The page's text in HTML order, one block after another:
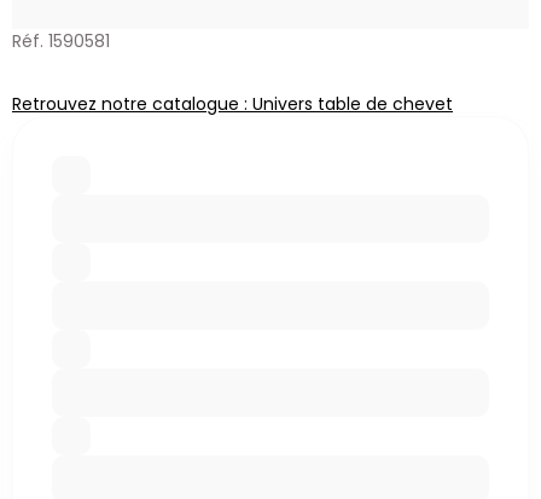
Réf. 1590581
Retrouvez notre catalogue : Univers table de chevet